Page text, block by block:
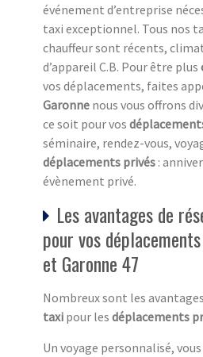
événement d’entreprise
taxi exceptionnel. Tous nos
chauffeur sont récents,
d’appareil C.B. Pour être plus
vos déplacements, faites
Garonne nous vous offrons
ce soit pour vos
séminaire, rendez-vous,
déplacements privés :
évènement privé.
Les avantages de
pour vos
et Garonne 47
Nombreux sont les
taxi pour les déplacements
Un voyage personnalisé,